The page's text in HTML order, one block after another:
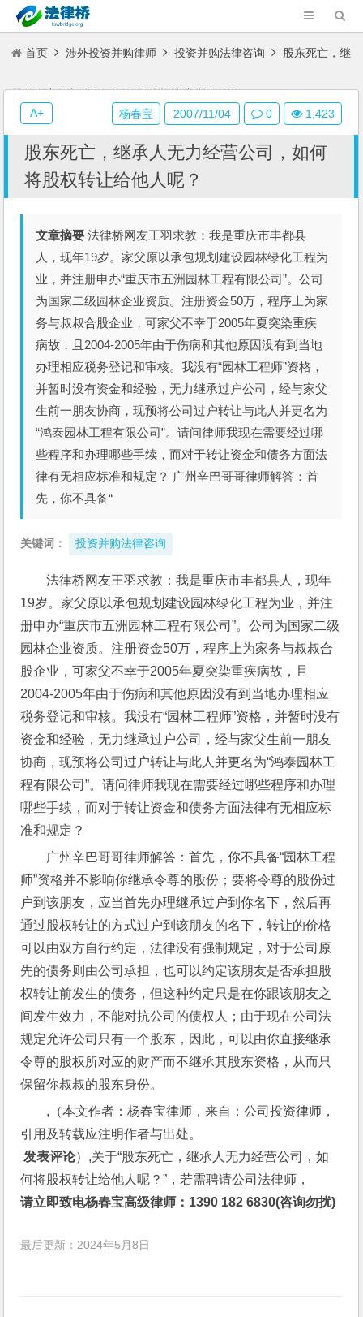
首页 涉外投资并购律师 投资并购法律咨询 股东死亡，继
承人无力经营公司，如何将股权转让给他人呢？
股东死亡，继承人无力经营公司，如何
将股权转让给他人呢？
文章摘要 法律桥网友王羽求教：我是重庆市丰都县
人，现年19岁。家父原以承包规划建设园林绿化工程为
业，并注册申办“重庆市五洲园林工程有限公司”。公司
为国家二级园林企业资质。注册资金50万，程序上为家
务与叔叔合股企业，可家父不幸于2005年夏突染重疾
病故，且2004-2005年由于伤病和其他原因没有到当地
办理相应税务登记和审核。我没有“园林工程师”资格，
并暂时没有资金和经验，无力继承过户公司，经与家父
生前一朋友协商，现预将公司过户转让与此人并更名为
“鸿泰园林工程有限公司”。请问律师我现在需要经过哪
些程序和办理哪些手续，而对于转让资金和债务方面法
律有无相应标准和规定？ 广州辛巴哥哥律师解答：首
先，你不具备“
关键词： 投资并购法律咨询
法律桥网友王羽求教：我是重庆市丰都县人，现年
19岁。家父原以承包规划建设园林绿化工程为业，并注
册申办“重庆市五洲园林工程有限公司”。公司为国家二级
园林企业资质。注册资金50万，程序上为家务与叔叔合
股企业，可家父不幸于2005年夏突染重疾病故，且
2004-2005年由于伤病和其他原因没有到当地办理相应
税务登记和审核。我没有“园林工程师”资格，并暂时没有
资金和经验，无力继承过户公司，经与家父生前一朋友
协商，现预将公司过户转让与此人并更名为“鸿泰园林工
程有限公司”。请问律师我现在需要经过哪些程序和办理
哪些手续，而对于转让资金和债务方面法律有无相应标
准和规定？
广州辛巴哥哥律师解答：首先，你不具备“园林工程
师”资格并不影响你继承令尊的股份；要将令尊的股份过
户到该朋友，应当首先办理继承过户到你名下，然后再
通过股权转让的方式过户到该朋友的名下，转让的价格
可以由双方自行约定，法律没有强制规定，对于公司原
先的债务则由公司承担，也可以约定该朋友是否承担股
权转让前发生的债务，但这种约定只是在你跟该朋友之
间发生效力，不能对抗公司的债权人；由于现在公司法
规定允许公司只有一个股东，因此，可以由你直接继承
令尊的股权所对应的财产而不继承其股东资格，从而只
保留你叔叔的股东身份。
,（本文作者：杨春宝律师，来自：公司投资律师，
引用及转载应注明作者与出处。
发表评论）,关于“股东死亡，继承人无力经营公司，如
何将股权转让给他人呢？”，若需聘请公司法律师，
请立即致电杨春宝高级律师：1390 182 6830(咨询勿扰)
最后更新：2024年5月8日
杨春宝 2007/11/04 0 1,423
A+